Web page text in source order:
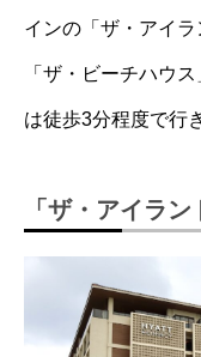
インの「ザ・アイ
「ザ・ビーチハウ
は徒歩3分程度で行
「ザ・アイラ